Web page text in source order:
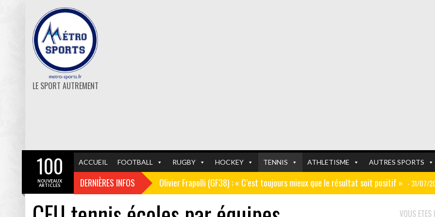
LE SPORT AUTREMENT
ACCUEIL FOOTBALL RUGBY HOCKEY TENNIS ATHLETISME AUTRES SPORTS
DERNIÈRES INFOS Olivier Frapolli (GF38) : « C’est toujours mieux que le résultat soit positif » - 31/07/
Christophe Pélissier (ex AJ Auxerre) : « Le travail dans les centres de formation est
100
NOUVEAUX
ARTICLES
GF38 FOOTBALL
VOUS ETES